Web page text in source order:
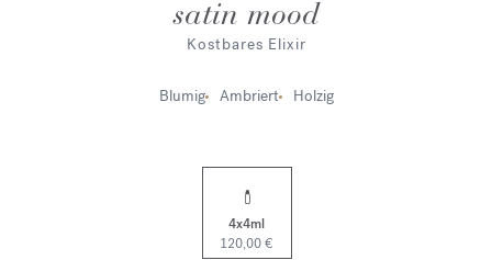
satin mood
Kostbares Elixir
Blumig Ambriert Holzig
4x4ml
120,00 €